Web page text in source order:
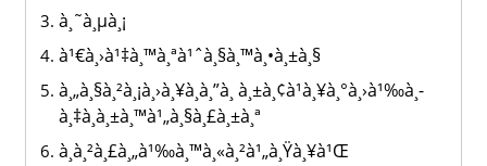
à¸˜à¸µà¸¡
à¹€à¸›à¹‡à¸™à¸ªà¹ˆà¸§à¸™à¸•à¸±à¸§
à¸„à¸§à¸²à¸¡à¸›à¸¥à¸­à¸”à¸ à¸±à¸¢à¹à¸¥à¸°à¸›à¹‰à¸­
à¸‡à¸à¸±à¸™à¹„à¸§à¸£à¸±à¸ª
à¸à¸²à¸£à¸„à¹‰à¸™à¸«à¸²à¹„à¸Ÿà¸¥à¹Œ